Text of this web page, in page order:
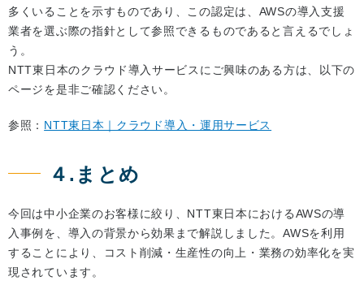
多くいることを示すものであり、この認定は、AWSの導入支援
業者を選ぶ際の指針として参照できるものであると言えるでしょ
う。
NTT東日本のクラウド導入サービスにご興味のある方は、以下の
ページを是非ご確認ください。
参照： NTT東日本｜クラウド導入・運用サービス
４.まとめ
今回は中小企業のお客様に絞り、NTT東日本におけるAWSの導
入事例を、導入の背景から効果まで解説しました。AWSを利用
することにより、コスト削減・生産性の向上・業務の効率化を実
現されています。